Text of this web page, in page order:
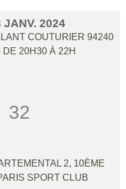
JANV. 2024
COUTURIER 94240
DE 20H30 À 22H
32
2, 10ÈME
SPORT CLUB